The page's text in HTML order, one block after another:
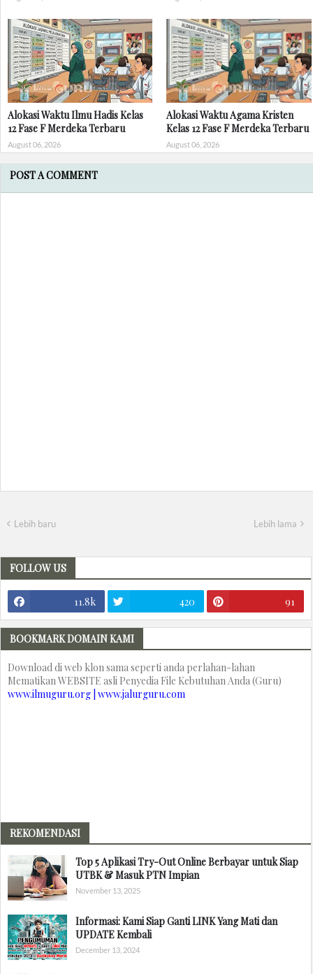
Alokasi Waktu Ilmu Hadis Kelas
12 Fase F Merdeka Terbaru
August 06, 2026
Alokasi Waktu Agama Kristen
Kelas 12 Fase F Merdeka Terbaru
August 06, 2026
POST A COMMENT
Lebih baru Lebih lama
FOLLOW US
11.8k 420 91
BOOKMARK DOMAIN KAMI
Download di web klon sama seperti anda perlahan-lahan
Mematikan WEBSITE asli Penyedia File Kebutuhan Anda (Guru)
www.ilmuguru.org | www.jalurguru.com
REKOMENDASI
Top 5 Aplikasi Try-Out Online Berbayar untuk Siap
UTBK & Masuk PTN Impian
November 13, 2025
Informasi: Kami Siap Ganti LINK Yang Mati dan
UPDATE Kembali
December 13, 2024